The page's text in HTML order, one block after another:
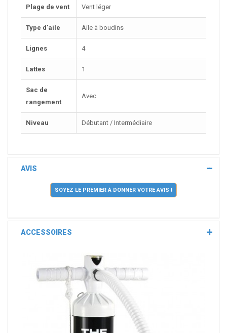
Plage de vent Vent léger
Type d'aile Aile à boudins
Lignes 4
Lattes 1
Sac de
rangement
Avec
Niveau Débutant / Intermédiaire
AVIS
SOYEZ LE PREMIER À DONNER VOTRE AVIS !
ACCESSOIRES